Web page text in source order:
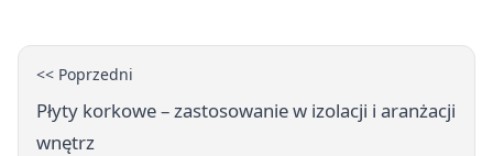
<< Poprzedni
Płyty korkowe – zastosowanie w izolacji i aranżacji
wnętrz